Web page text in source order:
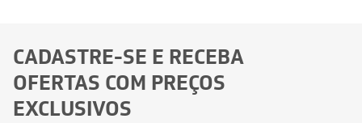
CADASTRE-SE E RECEBA
OFERTAS COM PREÇOS
EXCLUSIVOS